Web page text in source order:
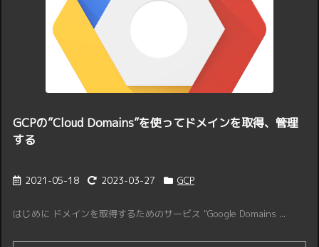
GCPの”Cloud Domains”を使ってドメインを取得、管理
する
2021-05-18 2023-03-27 GCP
はじめに ドメインを取得するためのサービス "Google Domains ...